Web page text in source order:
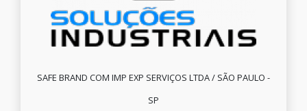
SAFE BRAND COM IMP EXP SERVIÇOS LTDA / SÃO PAULO -
SP